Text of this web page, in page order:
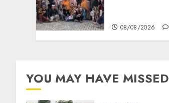
08/08/2026
YOU MAY HAVE MISSED